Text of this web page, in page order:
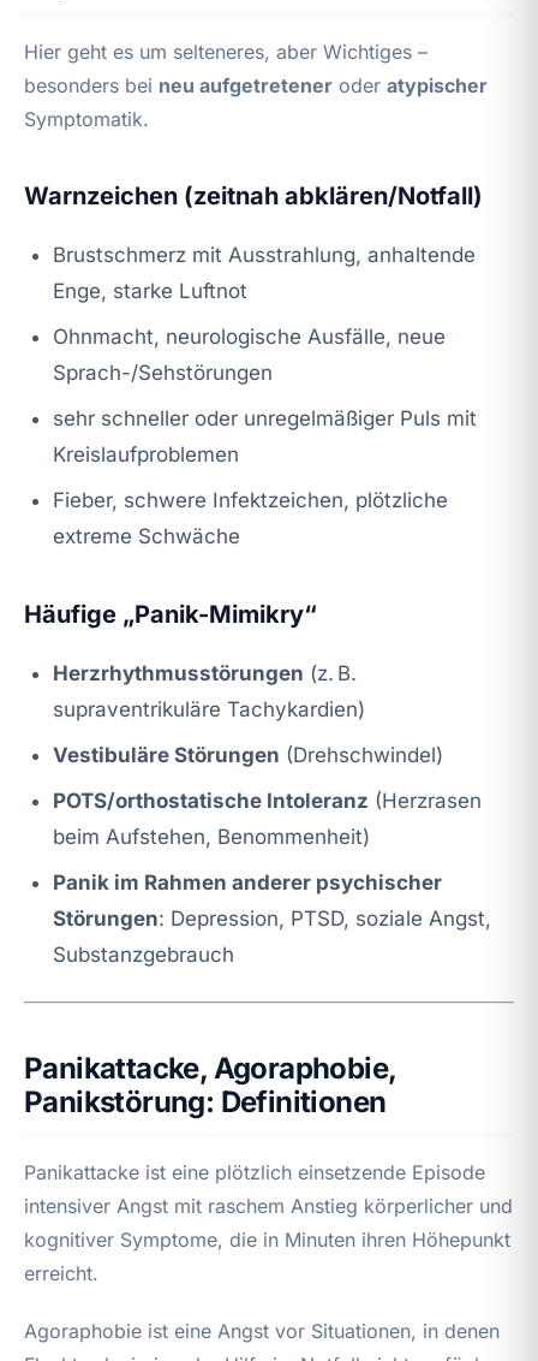
Hier geht es um selteneres, aber Wichtiges –
besonders bei neu aufgetretener oder atypischer
Symptomatik.
Warnzeichen (zeitnah abklären/Notfall)
Brustschmerz mit Ausstrahlung, anhaltende
Enge, starke Luftnot
Ohnmacht, neurologische Ausfälle, neue
Sprach-/Sehstörungen
sehr schneller oder unregelmäßiger Puls mit
Kreislaufproblemen
Fieber, schwere Infektzeichen, plötzliche
extreme Schwäche
Häufige „Panik-Mimikry“
Herzrhythmusstörungen (z. B.
supraventrikuläre Tachykardien)
Vestibuläre Störungen (Drehschwindel)
POTS/orthostatische Intoleranz (Herzrasen
beim Aufstehen, Benommenheit)
Panik im Rahmen anderer psychischer
Störungen: Depression, PTSD, soziale Angst,
Substanzgebrauch
Panikattacke, Agoraphobie,
Panikstörung: Definitionen
Panikattacke ist eine plötzlich einsetzende Episode
intensiver Angst mit raschem Anstieg körperlicher und
kognitiver Symptome, die in Minuten ihren Höhepunkt
erreicht.
Agoraphobie ist eine Angst vor Situationen, in denen